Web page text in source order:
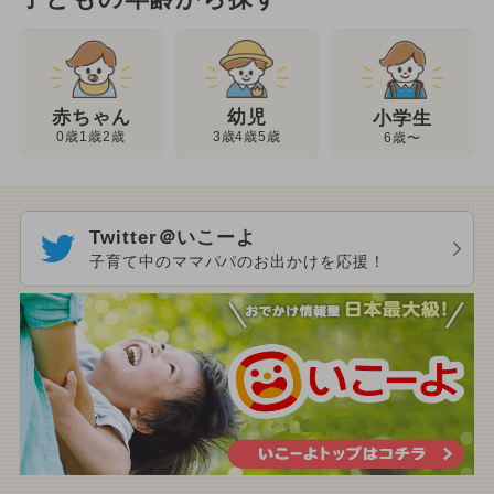
赤ちゃん
0歳1歳2歳
幼児
3歳4歳5歳
小学生
6歳〜
Twitter＠いこーよ
子育て中のママパパのお出かけを応援！